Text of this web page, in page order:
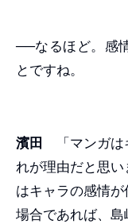
──なるほど。感
とですね。
濱田
「マンガは
れが理由だと思
はキャラの感情
場合であれば、